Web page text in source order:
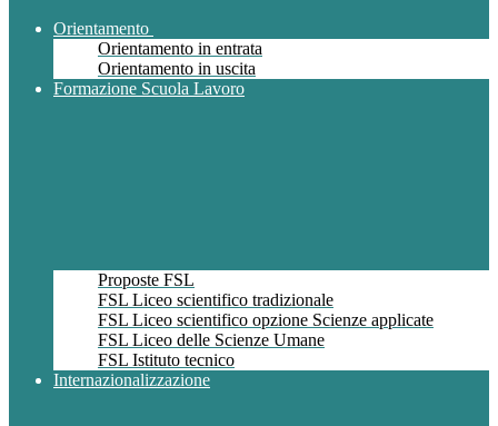
Orientamento
Orientamento in entrata
Orientamento in uscita
Formazione Scuola Lavoro
Proposte FSL
FSL Liceo scientifico tradizionale
FSL Liceo scientifico opzione Scienze applicate
FSL Liceo delle Scienze Umane
FSL Istituto tecnico
Internazionalizzazione